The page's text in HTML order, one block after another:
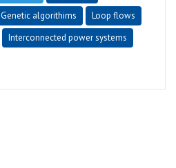
Genetic algorithims
Loop flows
Interconnected power systems